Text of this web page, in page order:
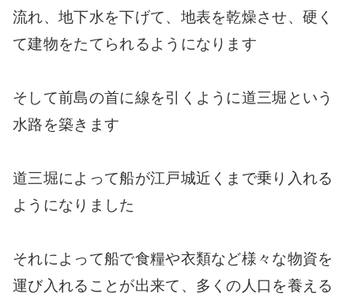
流れ、地下水を下げて、地表を乾燥させ、硬く
て建物をたてられるようになります
そして前島の首に線を引くように道三堀という
水路を築きます
道三堀によって船が江戸城近くまで乗り入れる
ようになりました
それによって船で食糧や衣類など様々な物資を
運び入れることが出来て、多くの人口を養える